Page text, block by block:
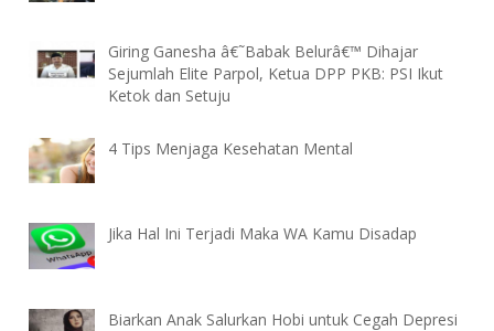
Giring Ganesha â€˜Babak Belurâ€™ Dihajar
Sejumlah Elite Parpol, Ketua DPP PKB: PSI Ikut
Ketok dan Setuju
4 Tips Menjaga Kesehatan Mental
Jika Hal Ini Terjadi Maka WA Kamu Disadap
Biarkan Anak Salurkan Hobi untuk Cegah Depresi